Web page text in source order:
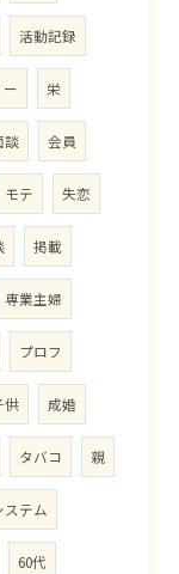
活動記録
栄
談 会員
モテ 失恋
掲載
専業主婦
プロフ
供 成婚
タバコ 親
ステム
60代